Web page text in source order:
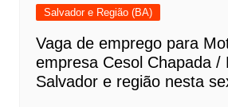
Salvador e Região (BA)
Vaga de emprego para
empresa Cesol Chapada /
Salvador e região nesta